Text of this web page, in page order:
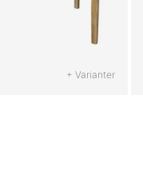
+ Varianter